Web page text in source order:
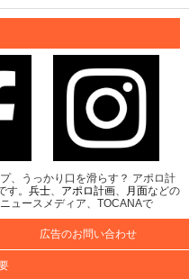
、うっかり口を滑らす？ アポロ計
。 兵士、 アポロ計画、 月面などの
ュースメディア、TOCANAで
広告のお問い合わせ